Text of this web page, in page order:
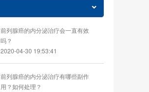
前列腺癌的内分泌治疗会一直有效
吗？
2020-04-30 19:53:41
前列腺癌的内分泌治疗有哪些副作
用？如何处理？